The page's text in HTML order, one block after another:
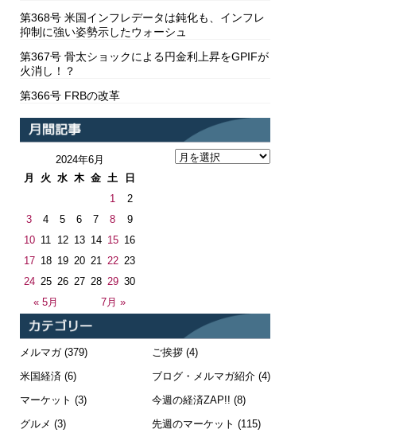
第368号 米国インフレデータは鈍化も、インフレ
抑制に強い姿勢示したウォーシュ
第367号 骨太ショックによる円金利上昇をGPIFが
火消し！？
第366号 FRBの改革
2024年6月
月
火 水 木 金 土 日
« 5月 7月 »
1
2
3
4 5 6 7 8
9
10 11 12 13 14 15 16
17 18 19 20 21 22 23
24 25 26 27 28 29 30
メルマガ(379)
米国経済 (6)
マーケット (3)
グルメ (3)
ご挨拶(4)
ブログ・メルマガ紹介(4)
今週の経済ZAP!! (8)
先週のマーケット (115)